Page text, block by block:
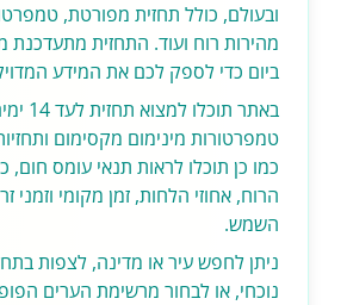
ובעולם, כולל תחזית מפורטת,
מהירות רוח ועוד. התחזית
ביום כדי לספק לכם את המידע
באתר
טמפרטורות מינימום מקסימום
כמו כן תוכלו לראות תנאי עומס חום,
הרוח, אחוזי הלחות, זמן מקומי וזמני
השמש.
ניתן לחפש עיר או מדינה, לצפות
נוכחי, או לבחור מרשימת הערים